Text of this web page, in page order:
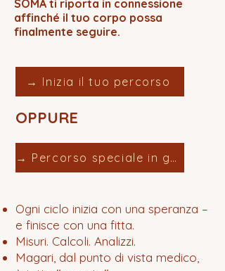
SOMA ti riporta in connessione
affinché il tuo corpo possa
finalmente seguire.
→ Inizia il tuo percorso
OPPURE
→ Percorso speciale in gruppo
Ogni ciclo inizia con una speranza –
e finisce con una fitta.
Misuri. Calcoli. Analizzi.
Magari, dal punto di vista medico,